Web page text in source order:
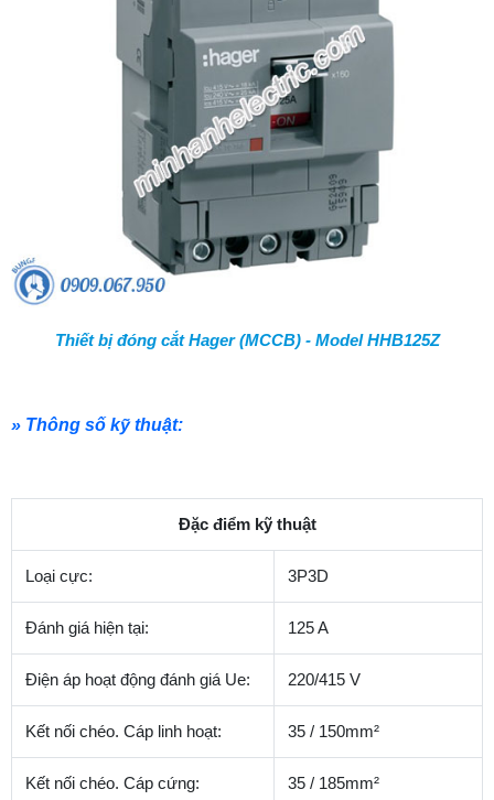
Thiết bị đóng cắt Hager (MCCB) - Model HHB125Z
» Thông số kỹ thuật:
Đặc điểm kỹ thuật
Loại cực: 3P3D
Đánh giá hiện tại: 125 A
Điện áp hoạt động đánh giá Ue: 220/415 V
Kết nối chéo. Cáp linh hoạt: 35 / 150mm²
Kết nối chéo. Cáp cứng: 35 / 185mm²